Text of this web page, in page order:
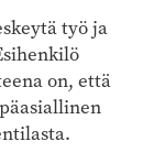
työ ja
on, että